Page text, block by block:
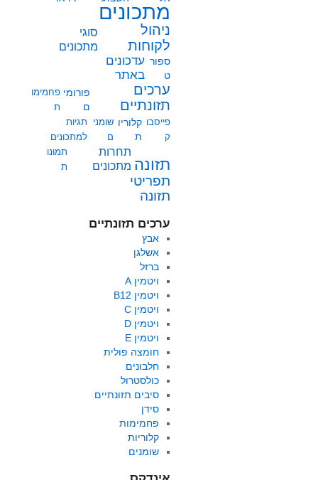
מתכונים
ניהול
לקוחות
סוגי
מתכונים
ספור
ט
עדכונים
באתר
ערכים
תזונתיים
פורומי
ם
פחמימו
ת
פייסבו
ק
קלוריו
ת
שומני
ם
תגיות
למתכונים
תזונה
תחרות
מתכונים
תמונו
ת
תפריטי
תזונה
ערכים תזונתיים
אבץ
אשלגן
ברזל
ויטמין A
ויטמין B12
ויטמין C
ויטמין D
ויטמין E
חומצה פולית
חלבונים
כולסטרול
סיבים תזונתיים
סידן
פחמימות
קלוריות
שומנים